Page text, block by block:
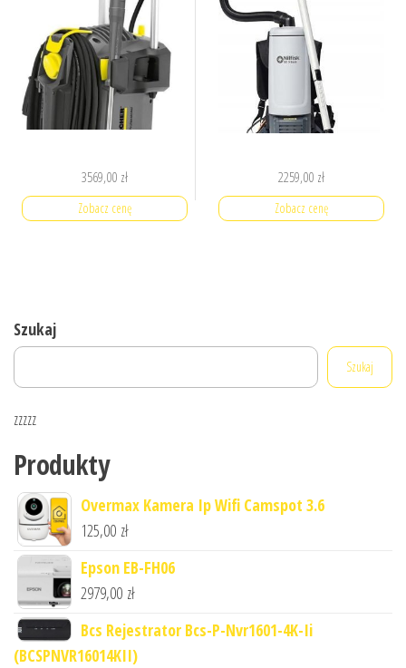
3569,00 zł
Zobacz cenę
2259,00 zł
Zobacz cenę
Szukaj
Szukaj
zzzzz
Produkty
Overmax Kamera Ip Wifi Camspot 3.6
125,00 zł
Epson EB-FH06
2979,00 zł
Bcs Rejestrator Bcs-P-Nvr1601-4K-Ii
(BCSPNVR16014KII)